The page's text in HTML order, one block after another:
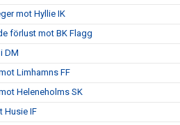
mot Hyllie IK
förlust mot BK Flagg
DM
Limhamns FF
Heleneholms SK
Husie IF